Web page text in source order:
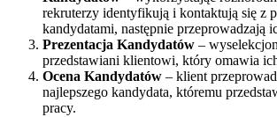
rekruterzy identyfikują i kontaktują się z
kandydatami, następnie przeprowadzają
Prezentacja Kandydatów –
przedstawiani klientowi, który omawia
Ocena Kandydatów – klient
najlepszego kandydata, któremu
pracy.